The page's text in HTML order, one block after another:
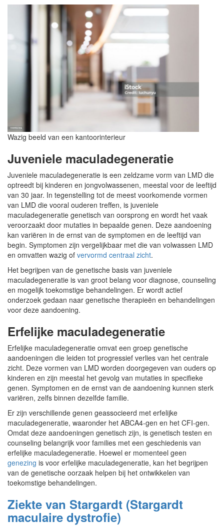
Wazig beeld van een kantoorinterieur
Juveniele maculadegeneratie
Juveniele maculadegeneratie is een zeldzame vorm van LMD die
optreedt bij kinderen en jongvolwassenen, meestal voor de leeftijd
van 30 jaar. In tegenstelling tot de meest voorkomende vormen
van LMD die vooral ouderen treffen, is juveniele
maculadegeneratie genetisch van oorsprong en wordt het vaak
veroorzaakt door mutaties in bepaalde genen. Deze aandoening
kan variëren in de ernst van de symptomen en de leeftijd van
begin. Symptomen zijn vergelijkbaar met die van volwassen LMD
en omvatten wazig of vervormd centraal zicht.
Het begrijpen van de genetische basis van juveniele
maculadegeneratie is van groot belang voor diagnose, counseling
en mogelijk toekomstige behandelingen. Er wordt actief
onderzoek gedaan naar genetische therapieën en behandelingen
voor deze aandoening.
Erfelijke maculadegeneratie
Erfelijke maculadegeneratie omvat een groep genetische
aandoeningen die leiden tot progressief verlies van het centrale
zicht. Deze vormen van LMD worden doorgegeven van ouders op
kinderen en zijn meestal het gevolg van mutaties in specifieke
genen. Symptomen en de ernst van de aandoening kunnen sterk
variëren, zelfs binnen dezelfde familie.
Er zijn verschillende genen geassocieerd met erfelijke
maculadegeneratie, waaronder het ABCA4-gen en het CFI-gen.
Omdat deze aandoeningen genetisch zijn, is genetisch testen en
counseling belangrijk voor families met een geschiedenis van
erfelijke maculadegeneratie. Hoewel er momenteel geen
genezing is voor erfelijke maculadegeneratie, kan het begrijpen
van de genetische oorzaak helpen bij het ontwikkelen van
toekomstige behandelingen.
Ziekte van Stargardt (Stargardt
maculaire dystrofie)